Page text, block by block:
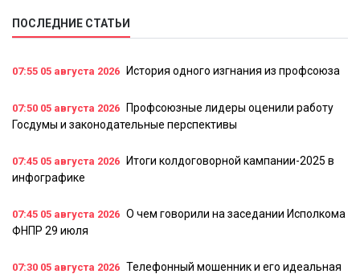
ПОСЛЕДНИЕ СТАТЬИ
07:55 05 августа 2026 История одного изгнания из профсоюза
07:50 05 августа 2026
Профсоюзные лидеры оценили работу
Госдумы и законодательные перспективы
07:45 05 августа 2026
Итоги колдоговорной кампании-2025 в
инфографике
07:45 05 августа 2026 О чем говорили на заседании Исполкома
ФНПР 29 июля
07:30 05 августа 2026 Телефонный мошенник и его идеальная